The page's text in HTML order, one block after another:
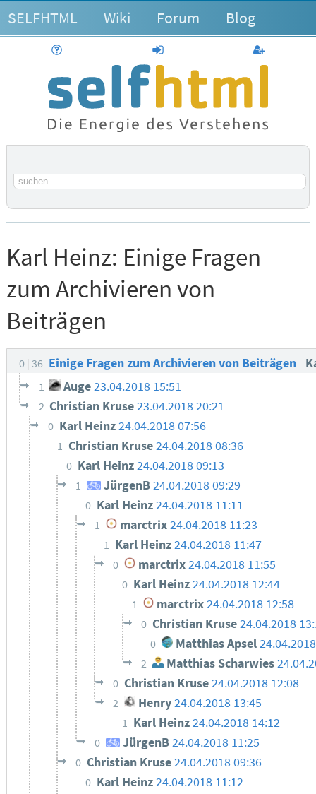
SELFHTML Wiki Forum Blog
anmelden
Suchbegriff
Karl Heinz: Einige Fragen
zum Archivieren von
Beiträgen
0 36 Einige Fragen zum Archivieren von Beiträgen
1 Auge23.04.2018 15:51
2 Christian Kruse23.04.2018 20:21
0 Karl Heinz24.04.2018 07:56
1 Christian Kruse24.04.2018 08:36
0 Karl Heinz24.04.2018 09:13
1 JürgenB24.04.2018 09:29
0 Karl Heinz24.04.2018 11:11
1 marctrix 24.04.2018 11:23
1 Karl Heinz24.04.2018 11:47
0 marctrix24.04.2018 11:55
0 Karl Heinz24.04.2018 12:44
1 marctrix24.04.2018 12:58
0 Christian Kruse24.04.2018
0 Matthias Apsel
2 Matthias Scharwies
0 Christian Kruse24.04.2018 12:08
2 Henry24.04.2018 13:45
1 Karl Heinz24.04.2018 14:12
0 JürgenB24.04.2018 11:25
0 Christian Kruse24.04.2018 09:36
0 Karl Heinz24.04.2018 11:12